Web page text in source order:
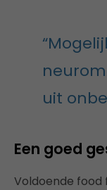
uit
Een goed
Voldoende